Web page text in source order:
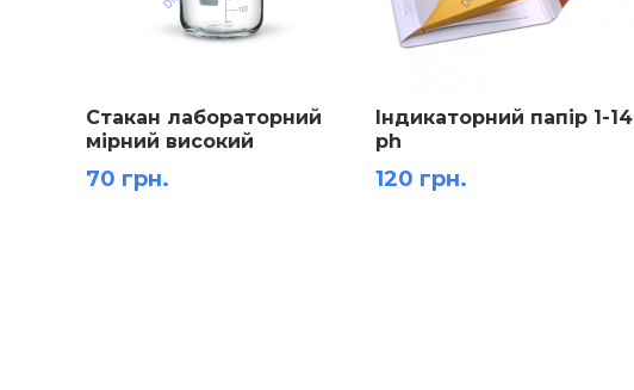
Стакан лабораторний
мірний високий
70 грн.
Індикаторний папір 1-14
ph
120 грн.